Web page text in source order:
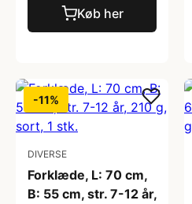
Køb her
-11%
DIVERSE
Forklæde, L: 70 cm,
B: 55 cm, str. 7-12 år,